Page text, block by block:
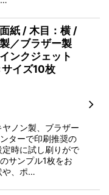
紙 / 木目：横 /
／ブラザー製
ンクジェット
イズ10枚
ノン製、ブラザー
ターで印刷推奨の
時に試し刷りがで
サンプル1枚をお
や、ポ…